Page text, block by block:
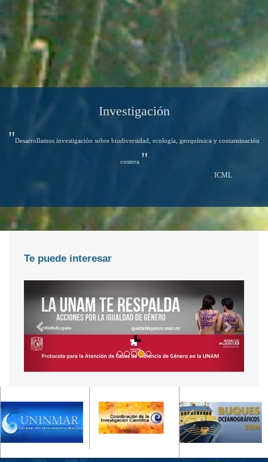
Investigación
"Desarrollamos investigación sobre biodiversidad, ecología, geoquímica y contaminación
costera "
ICML
Te puede interesar